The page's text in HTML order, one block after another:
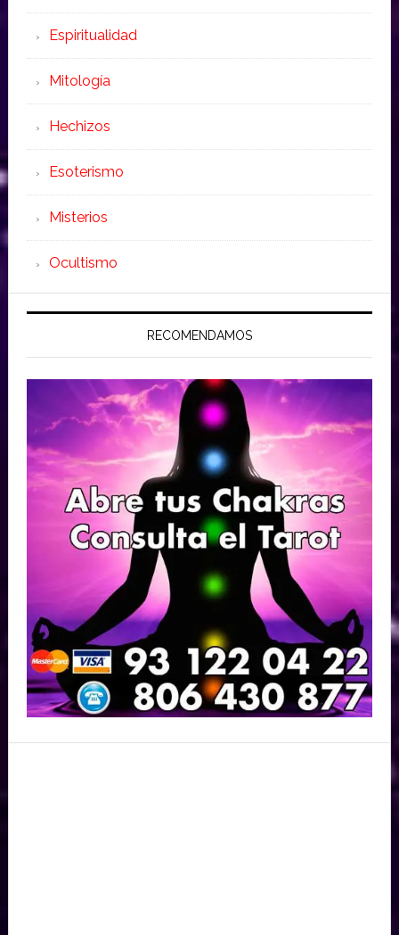
Espiritualidad
Mitología
Hechizos
Esoterismo
Misterios
Ocultismo
RECOMENDAMOS